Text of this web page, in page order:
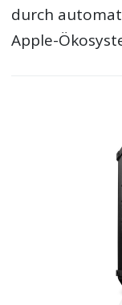
durch
Apple-